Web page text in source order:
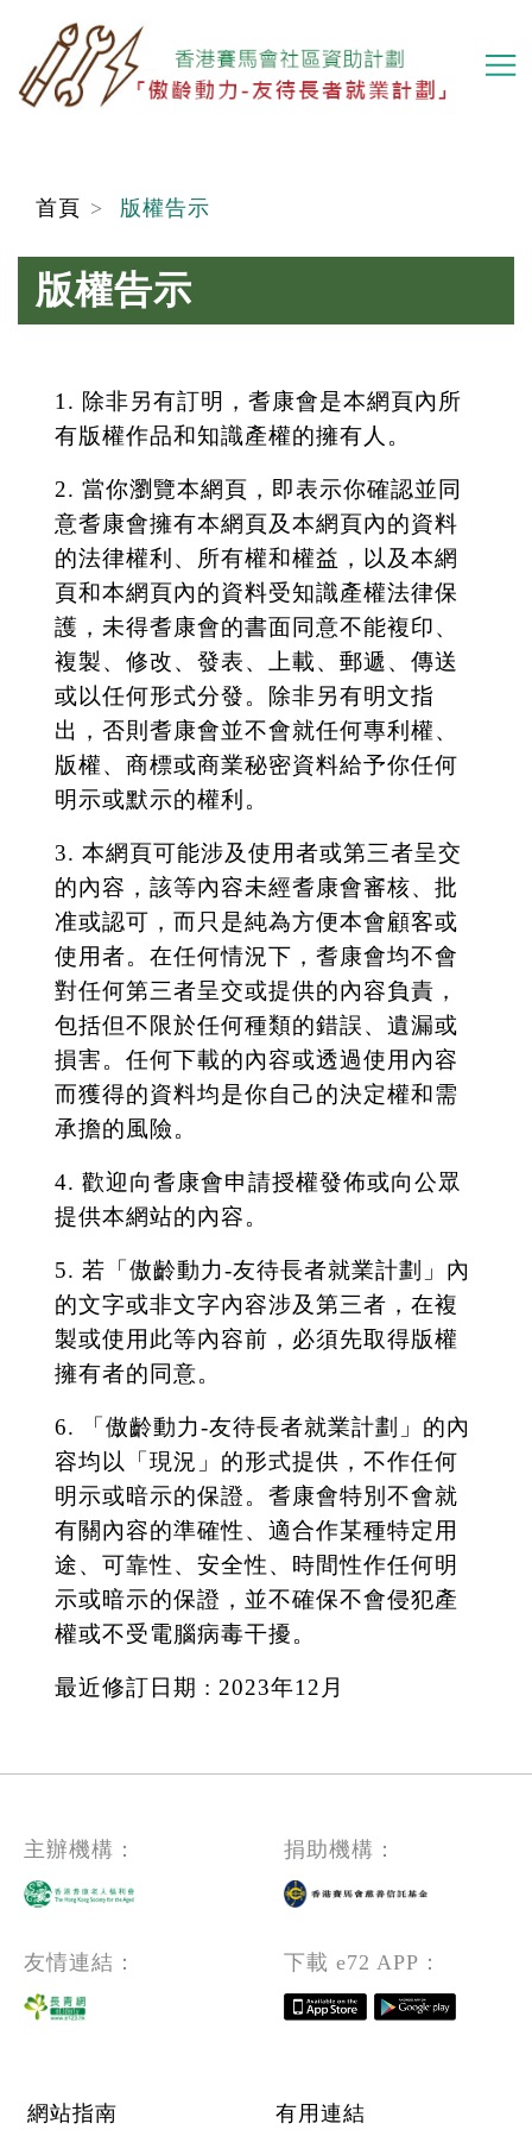
主
內
首頁 版權告示
版權告示
1. 除非另有訂明，耆康會是本網頁內所
有版權作品和知識產權的擁有人。
2. 當你瀏覽本網頁，即表示你確認並同
意耆康會擁有本網頁及本網頁內的資料
的法律權利、所有權和權益，以及本網
頁和本網頁內的資料受知識產權法律保
護，未得耆康會的書面同意不能複印、
複製、修改、發表、上載、郵遞、傳送
或以任何形式分發。除非另有明文指
出，否則耆康會並不會就任何專利權、
版權、商標或商業秘密資料給予你任何
明示或默示的權利。
3. 本網頁可能涉及使用者或第三者呈交
的內容，該等內容未經耆康會審核、批
准或認可，而只是純為方便本會顧客或
使用者。在任何情況下，耆康會均不會
對任何第三者呈交或提供的內容負責，
包括但不限於任何種類的錯誤、遺漏或
損害。任何下載的內容或透過使用內容
而獲得的資料均是你自己的決定權和需
承擔的風險。
4. 歡迎向耆康會申請授權發佈或向公眾
提供本網站的內容。
5. 若「傲齡動力-友待長者就業計劃」內
的文字或非文字內容涉及第三者，在複
製或使用此等內容前，必須先取得版權
擁有者的同意。
6. 「傲齡動力-友待長者就業計劃」的內
容均以「現況」的形式提供，不作任何
明示或暗示的保證。耆康會特別不會就
有關內容的準確性、適合作某種特定用
途、可靠性、安全性、時間性作任何明
示或暗示的保證，並不確保不會侵犯產
權或不受電腦病毒干擾。
最近修訂日期 : 2023年12月
主辦機構： 捐助機構：
友情連結： 下載 e72 APP：
Footer menu
網站指南 有用連結